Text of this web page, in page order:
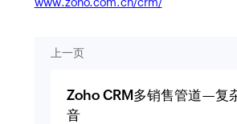
上一页
Zoho CRM多销售管道—复
音